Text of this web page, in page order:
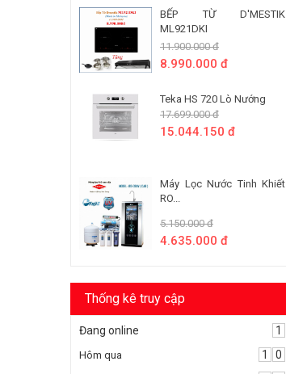
BẾP TỪ D'MESTIK
ML921DKI
11.900.000 đ
8.990.000 đ
Teka HS 720 Lò Nướng
17.699.000 đ
15.044.150 đ
Máy Lọc Nước Tinh Khiết
RO...
5.150.000 đ
4.635.000 đ
Thống kê truy cập
Đang online 1
Hôm qua 1 0